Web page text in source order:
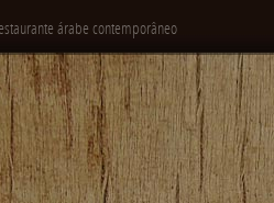
árabe contemporâneo